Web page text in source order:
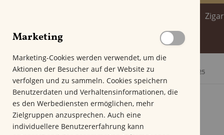
Spirituosenwelt
Startseite Oliva Robusto Extra Edicion Ano 2025
Z
u
E
n
Marketing
Marketing-Cookies werden verwendet, um die
Aktionen der Besucher auf der Website zu
verfolgen und zu sammeln. Cookies speichern
Benutzerdaten und Verhaltensinformationen, die
es den Werbediensten ermöglichen, mehr
Zielgruppen anzusprechen. Auch eine
individuellere Benutzererfahrung kann